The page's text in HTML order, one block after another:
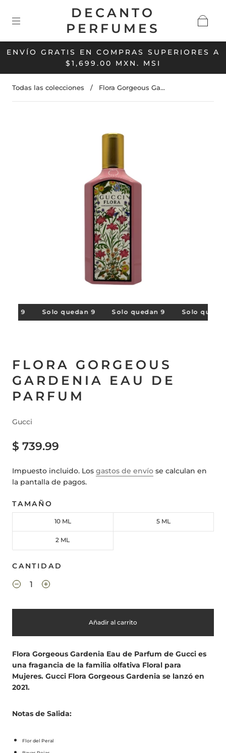
ENVÍO GRATIS EN COMPRAS SUPERIORES A
$1,699.00 MXN. MSI
DECANTO
PERFUMES
Todas las colecciones / Flora Gorgeous Ga...
9 Solo quedan 9 Solo quedan 9 Solo
FLORA GORGEOUS
GARDENIA EAU DE
PARFUM
Gucci
$ 739.99
Impuesto incluido. Los gastos de envío se calculan en
la pantalla de pagos.
TAMAÑO
10 ML 5 ML
2 ML
CANTIDAD
Añadir al carrito
Flora Gorgeous Gardenia Eau de Parfum de Gucci es
una fragancia de la familia olfativa Floral para
Mujeres. Gucci Flora Gorgeous Gardenia se lanzó en
2021.
Notas de Salida:
Flor del Peral